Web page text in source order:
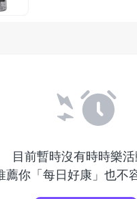
目前暫時沒有時時樂活
薦你「每日好康」也不